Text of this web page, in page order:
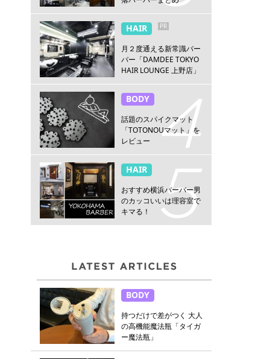
HAIR PR
月２度通える新常識バー
バー「DAMDEE TOKYO
HAIR LOUNGE 上野店」
BODY
話題のスパイクマット
「TOTONOUマット」を
レビュー
HAIR
おすすめ横浜バーバー男
のカッコいいは理容室で
キマる！
BODY
持つだけで差がつく 大人
の高機能魔法瓶「タイガ
ー魔法瓶」